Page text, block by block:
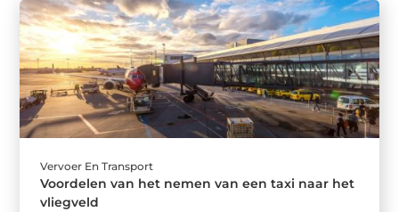
Vervoer En Transport
Voordelen van het nemen van een taxi naar het
vliegveld